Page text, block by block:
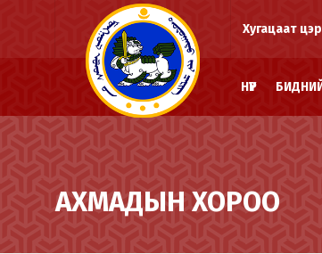
Хугацаат
НҮҮР
АХМАДЫН ХОРОО